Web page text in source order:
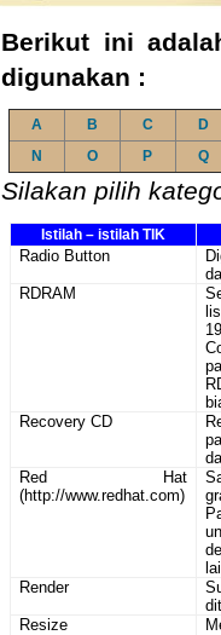
Berikut ini
digunakan :
A B C
D
N
O P Q
Silakan pilih
Istilah – istilah TIK
Radio Button
RDRAM
Recovery CD
Red Hat
(http://www.redhat.com)
Render
Resize